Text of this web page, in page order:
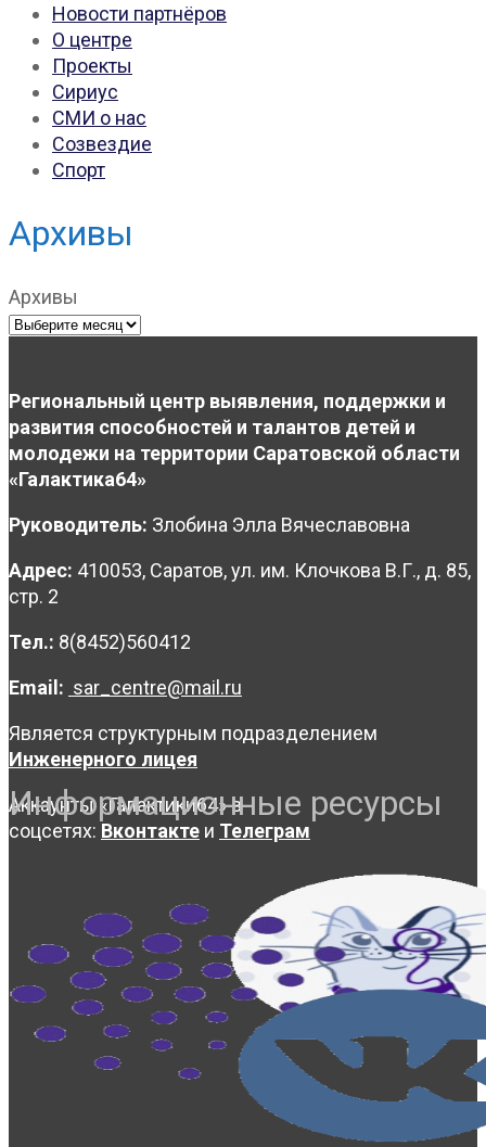
Новости партнёров
О центре
Проекты
Сириус
СМИ о нас
Созвездие
Спорт
Архивы
Архивы
Региональный центр выявления, поддержки и
развития способностей и талантов детей и
молодежи на территории Саратовской области
«Галактика64»
Руководитель: Злобина Элла Вячеславовна
Адрес: 410053, Саратов, ул. им. Клочкова В.Г., д. 85,
стр. 2
Тел.: 8(8452)560412
Email: sar_centre@mail.ru
Является структурным подразделением
Инженерного лицея
Аккаунты «Галактики64» в
соцсетях: Вконтакте и Телеграм
Информационные ресурсы